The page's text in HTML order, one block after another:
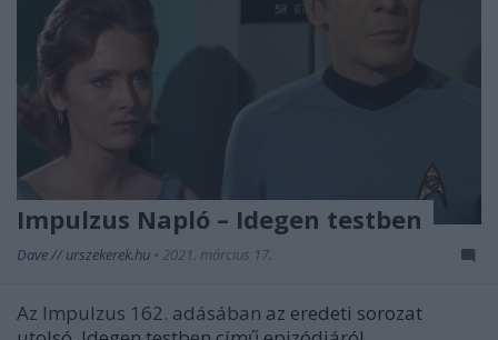
Impulzus Napló – Idegen testben
Dave // urszekerek.hu • 2021. március 17.
Az Impulzus 162. adásában az eredeti sorozat